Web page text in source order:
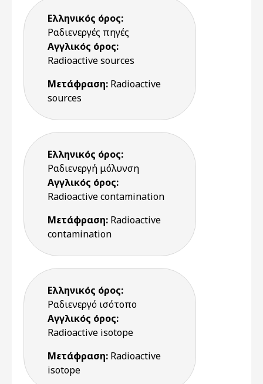
Ελληνικός όρος:
Ραδιενεργές πηγές
Αγγλικός όρος:
Radioactive sources
Μετάφραση: Radioactive
sources
Ελληνικός όρος:
Ραδιενεργή μόλυνση
Αγγλικός όρος:
Radioactive contamination
Μετάφραση: Radioactive
contamination
Ελληνικός όρος:
Ραδιενεργό ισότοπο
Αγγλικός όρος:
Radioactive isotope
Μετάφραση: Radioactive
isotope